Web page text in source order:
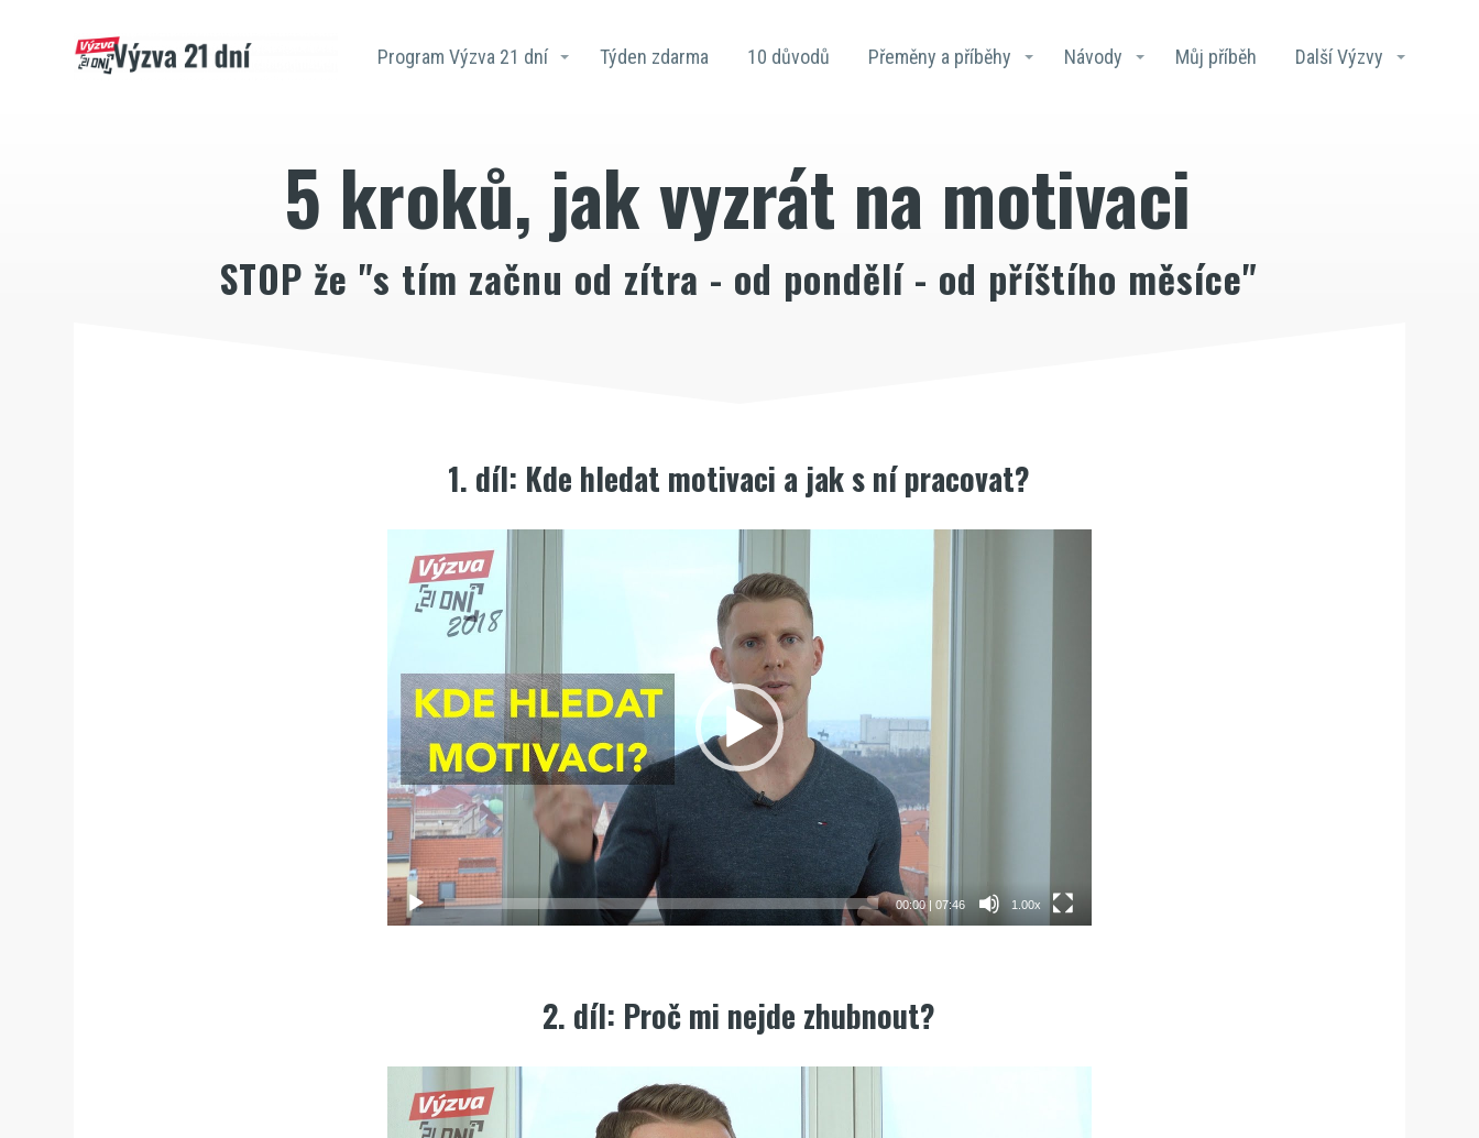
Program Výzva 21 dní Týden zdarma 10 důvodů Přeměny a příběhy Návody Můj příběh Další Výzvy
5 kroků, jak vyzrát na motivaci
STOP že "s tím začnu od zítra - od pondělí - od příštího měsíce"
1. díl: Kde hledat motivaci a jak s ní pracovat?
přehrávač
00:00 | 07:46 1.00x
2. díl: Proč mi nejde zhubnout?
přehrávač